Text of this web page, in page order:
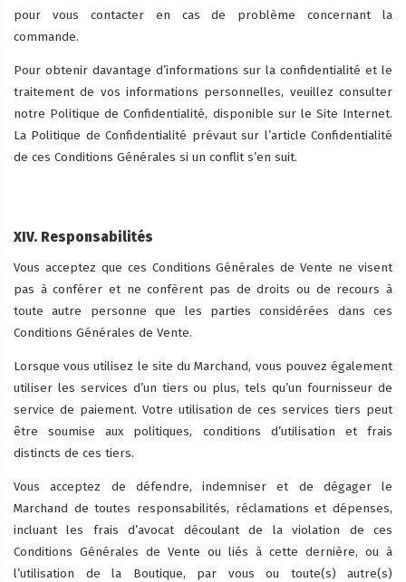
pour vous contacter en cas de problème concernant la
commande.
Pour obtenir davantage d’informations sur la confidentialité et le
traitement de vos informations personnelles, veuillez consulter
notre Politique de Confidentialité, disponible sur le Site Internet.
La Politique de Confidentialité prévaut sur l’article Confidentialité
de ces Conditions Générales si un conflit s’en suit.
XIV. Responsabilités
Vous acceptez que ces Conditions Générales de Vente ne visent
pas à conférer et ne confèrent pas de droits ou de recours à
toute autre personne que les parties considérées dans ces
Conditions Générales de Vente.
Lorsque vous utilisez le site du Marchand, vous pouvez également
utiliser les services d’un tiers ou plus, tels qu’un fournisseur de
service de paiement. Votre utilisation de ces services tiers peut
être soumise aux politiques, conditions d’utilisation et frais
distincts de ces tiers.
Vous acceptez de défendre, indemniser et de dégager le
Marchand de toutes responsabilités, réclamations et dépenses,
incluant les frais d’avocat découlant de la violation de ces
Conditions Générales de Vente ou liés à cette dernière, ou à
l’utilisation de la Boutique, par vous ou toute(s) autre(s)